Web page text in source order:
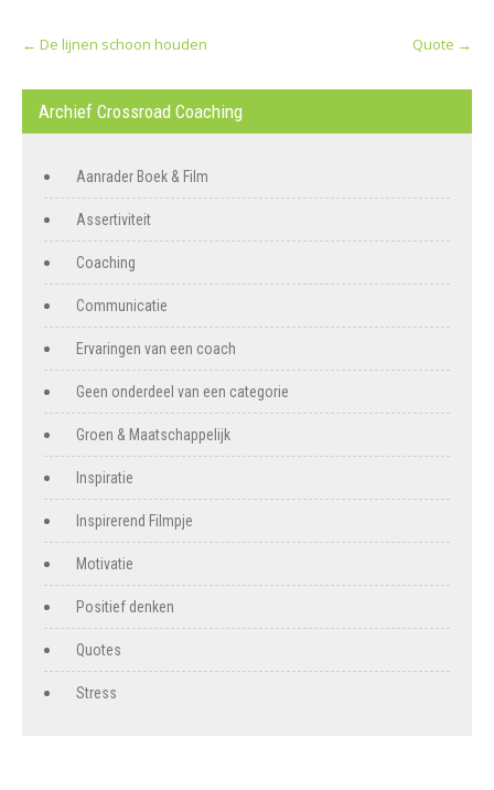
navigation
← De lijnen schoon houden Quote →
Archief Crossroad Coaching
Aanrader Boek & Film
Assertiviteit
Coaching
Communicatie
Ervaringen van een coach
Geen onderdeel van een categorie
Groen & Maatschappelijk
Inspiratie
Inspirerend Filmpje
Motivatie
Positief denken
Quotes
Stress